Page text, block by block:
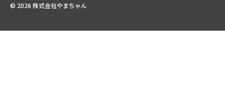
© 2026 株式会社やまちゃん